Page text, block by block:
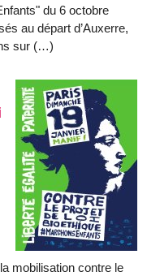
du 6 octobre
au départ d’Auxerre,
sur (…)
mobilisation contre le